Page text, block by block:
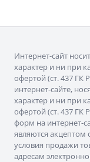
Интернет-сайт
характер и ни при
офертой (ст. 437
интернет-сайте,
характер и ни при
офертой (ст. 437 ГК
форм на интернет-
являются акцептом
условия продажи
адресам